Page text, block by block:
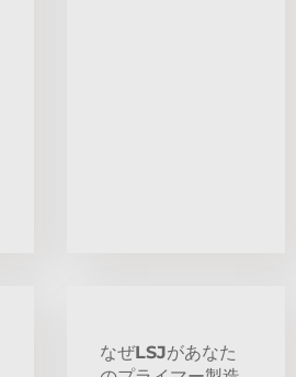
なぜLSJがあなた